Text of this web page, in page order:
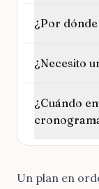
¿Por
¿Necesito
¿Cuándo
Un plan en